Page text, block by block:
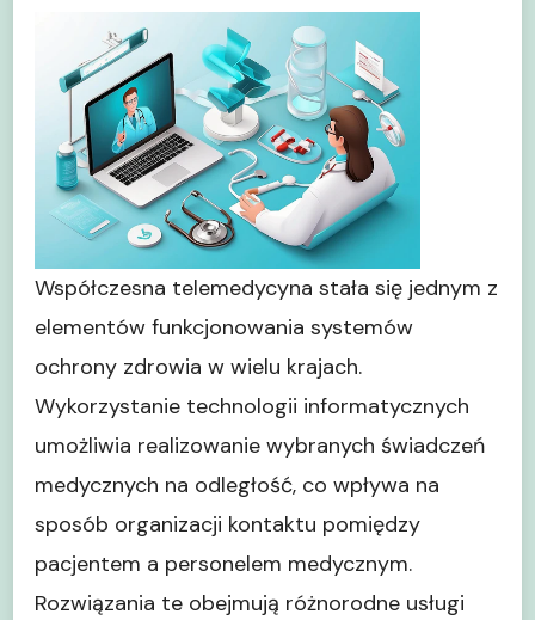
formy
udzielania
świadczeń
zdrowotnych
Współczesna telemedycyna stała się jednym z
elementów funkcjonowania systemów
ochrony zdrowia w wielu krajach.
Wykorzystanie technologii informatycznych
umożliwia realizowanie wybranych świadczeń
medycznych na odległość, co wpływa na
sposób organizacji kontaktu pomiędzy
pacjentem a personelem medycznym.
Rozwiązania te obejmują różnorodne usługi